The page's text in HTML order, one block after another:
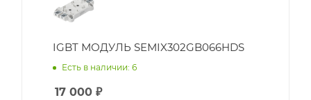
IGBT МОДУЛЬ SEMIX302GB066HDS
Есть в наличии: 6
17 000 ₽